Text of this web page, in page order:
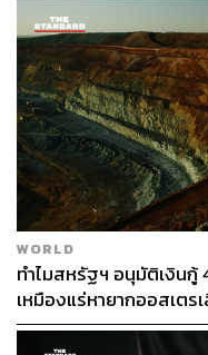
WORLD
ทำไมสหรัฐฯ อนุมัติเงิน
เหมืองแร่หายากออสเตร